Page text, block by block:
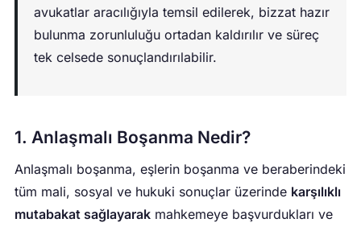
avukatlar aracılığıyla temsil edilerek, bizzat hazır
bulunma zorunluluğu ortadan kaldırılır ve süreç
tek celsede sonuçlandırılabilir.
1. Anlaşmalı Boşanma Nedir?
Anlaşmalı boşanma, eşlerin boşanma ve beraberindeki
tüm mali, sosyal ve hukuki sonuçlar üzerinde karşılıklı
mutabakat sağlayarak mahkemeye başvurdukları ve